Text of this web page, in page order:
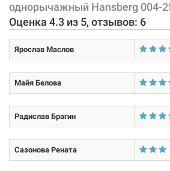
Купить
Артикул: 211097
004-25 Coffee (HB0179)
Характеристики и конфигурация изделия,
товара могут изменяться производителем
внесенные производителем изменения,
не несет.
однорычажный Hansberg 004-
Оценка 4.3 из 5, отзывов: 6
Ярослав Маслов
Майя Белова
Радислав Брагин
Сазонова Рената